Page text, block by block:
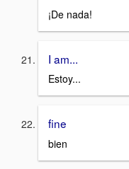
¡De nada!
I am...
Estoy...
fine
bien